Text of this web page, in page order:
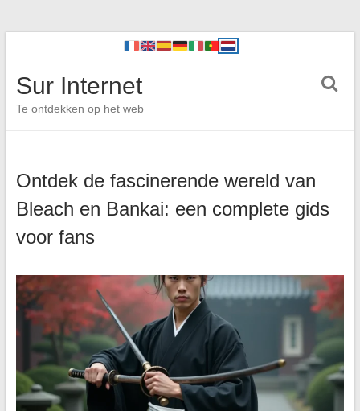
Sur Internet
Te ontdekken op het web
Ontdek de fascinerende wereld van
Bleach en Bankai: een complete gids
voor fans